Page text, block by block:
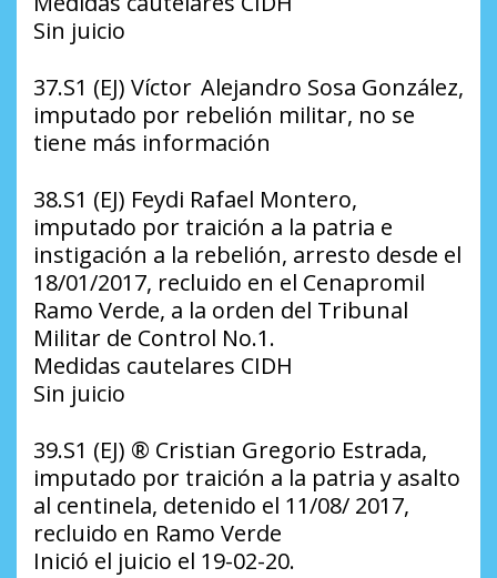
Sin juicio
37.S1 (EJ) Víctor Alejandro Sosa González,
imputado por rebelión militar, no se
tiene más información
38.S1 (EJ) Feydi Rafael Montero,
imputado por traición a la patria e
instigación a la rebelión, arresto desde el
18/01/2017, recluido en el Cenapromil
Ramo Verde, a la orden del Tribunal
Militar de Control No.1.
Medidas cautelares CIDH
Sin juicio
39.S1 (EJ) ®️ Cristian Gregorio Estrada,
imputado por traición a la patria y asalto
al centinela, detenido el 11/08/ 2017,
recluido en Ramo Verde
Inició el juicio el 19-02-20.